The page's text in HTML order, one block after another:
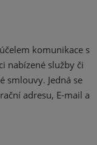
komunikace s
nabízené služby či
smlouvy. Jedná se
adresu, E-mail a